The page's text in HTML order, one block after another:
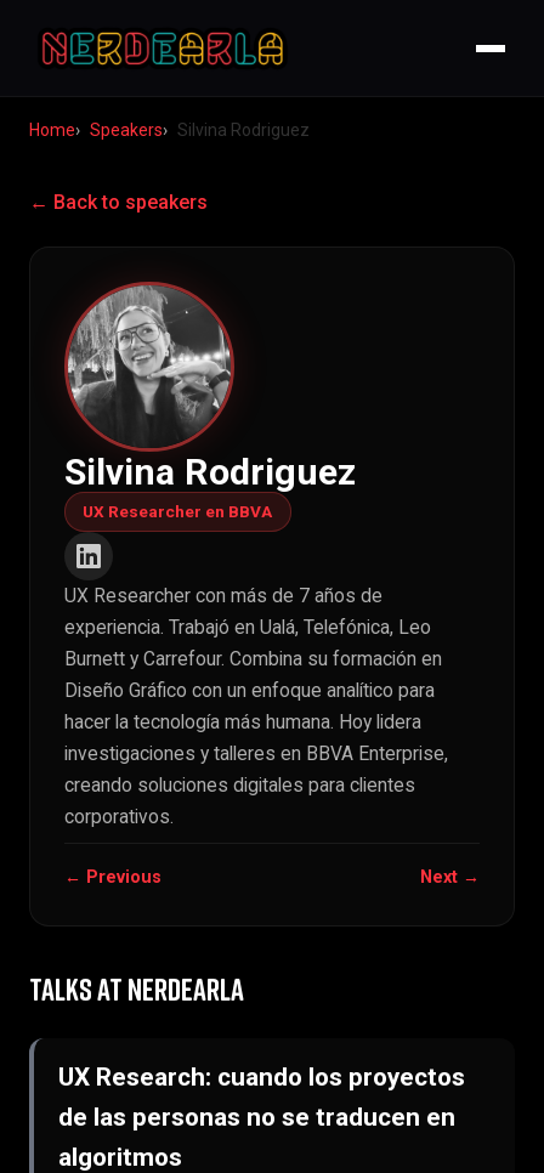
Home Speakers Silvina Rodriguez
← Back to speakers
Silvina Rodriguez
UX Researcher en BBVA
UX Researcher con más de 7 años de
experiencia. Trabajó en Ualá, Telefónica, Leo
Burnett y Carrefour. Combina su formación en
Diseño Gráfico con un enfoque analítico para
hacer la tecnología más humana. Hoy lidera
investigaciones y talleres en BBVA Enterprise,
creando soluciones digitales para clientes
corporativos.
← Previous Next →
TALKS AT NERDEARLA
UX Research: cuando los proyectos
de las personas no se traducen en
algoritmos